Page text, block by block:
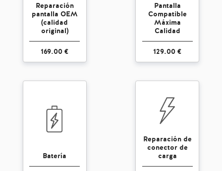
Reparación
pantalla OEM
(calidad
original)
169.00 €
Pantalla
Compatible
Máxima
Calidad
129.00 €
Batería
Reparación de
conector de
carga